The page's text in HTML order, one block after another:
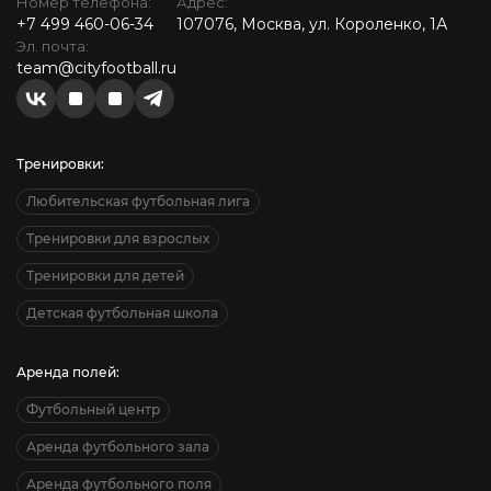
+7 499 460-06-34
Эл. почта:
team@cityfootball.ru
107076, Москва, ул. Короленко, 1А
Тренировки:
Любительская футбольная лига
Тренировки для взрослых
Тренировки для детей
Детская футбольная школа
Аренда полей:
Футбольный центр
Аренда футбольного зала
Аренда футбольного поля